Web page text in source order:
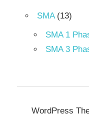
SMA(13)
SMA 1
SMA 3
WordPress